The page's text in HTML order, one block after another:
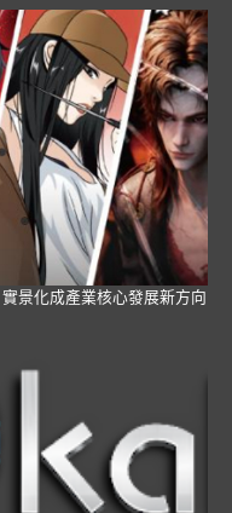
景化成產業核心發展新方向